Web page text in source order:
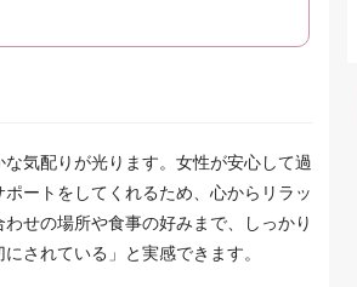
気配りが光ります。女性が安心して過
ートをしてくれるため、心からリラッ
せの場所や食事の好みまで、しっかり
されている」と実感できます。